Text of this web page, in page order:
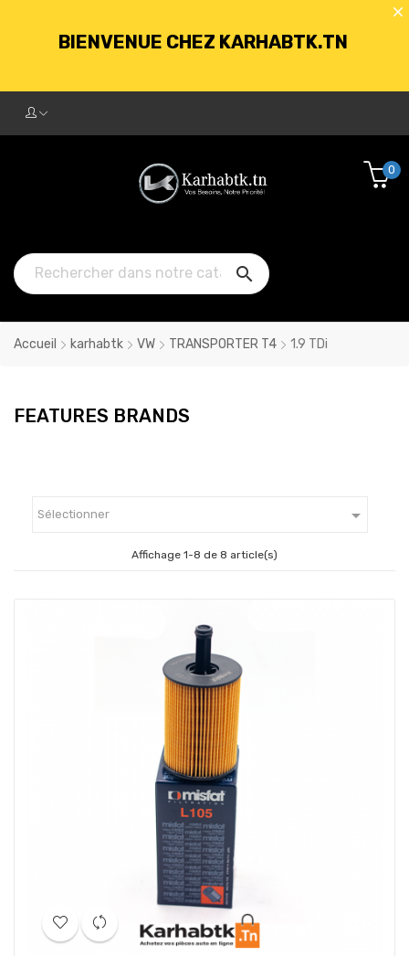
BIENVENUE CHEZ KARHABTK.TN
250DT D'ACHATS

0
Accueil karhabtk VW TRANSPORTER T4 1.9 TDi
FEATURES BRANDS
Sélectionner 
Affichage 1-8 de 8 article(s)